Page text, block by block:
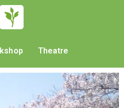
Theatre